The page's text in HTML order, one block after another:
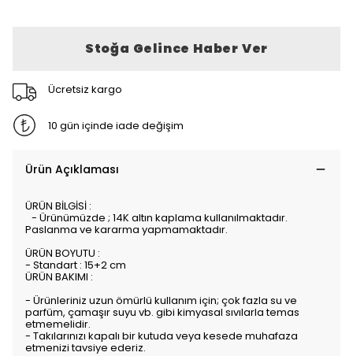
Stoğa Gelince Haber Ver
Ücretsiz kargo
10 gün içinde iade değişim
Ürün Açıklaması
ÜRÜN BİLGİSİ :
- Ürünümüzde ; 14K altın kaplama kullanılmaktadır.
Paslanma ve kararma yapmamaktadır.
ÜRÜN BOYUTU :
- Standart : 15+2 cm
ÜRÜN BAKIMI :
- Ürünleriniz uzun ömürlü kullanım için; çok fazla su ve
parfüm, çamaşır suyu vb. gibi kimyasal sıvılarla temas
etmemelidir.
- Takılarınızı kapalı bir kutuda veya kesede muhafaza
etmenizi tavsiye ederiz.